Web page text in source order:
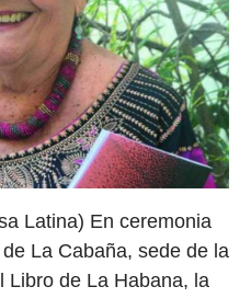
Latina) En ceremonia
La Cabaña, sede de la
Libro de La Habana, la